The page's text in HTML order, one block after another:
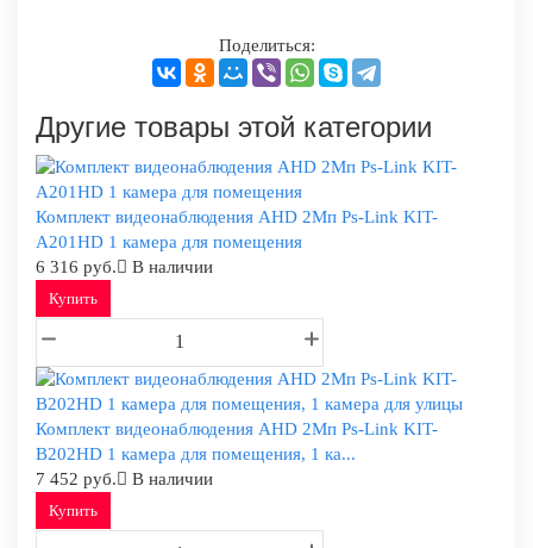
Поделиться:
Другие товары этой категории
Комплект видеонаблюдения AHD 2Мп Ps-Link KIT-
A201HD 1 камера для помещения
6 316 руб.
В наличии
Купить
Комплект видеонаблюдения AHD 2Мп Ps-Link KIT-
B202HD 1 камера для помещения, 1 ка...
7 452 руб.
В наличии
Купить